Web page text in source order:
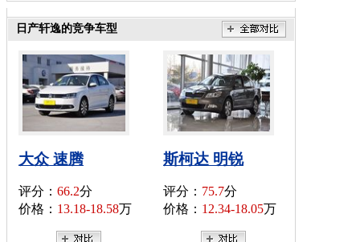
日产轩逸的竞争车型
大众 速腾
评分： 66.2分
价格： 13.18-18.58万
斯柯达 明锐
评分： 75.7分
价格： 12.34-18.05万